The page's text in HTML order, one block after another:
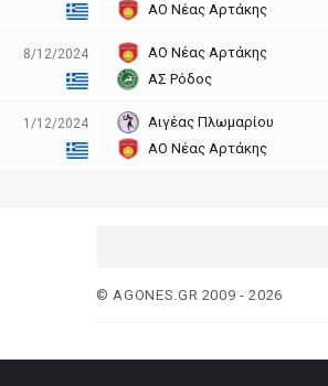
ΑΟ Νέας Αρτάκης
8/12/2024
ΑΟ Νέας Αρτάκης
ΑΣ Ρόδος
1/12/2024
Αιγέας Πλωμαρίου
ΑΟ Νέας Αρτάκης
© AGONES.GR 2009 - 2026